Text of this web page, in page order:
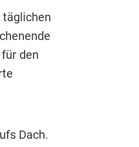
täglichen
den
Dach.